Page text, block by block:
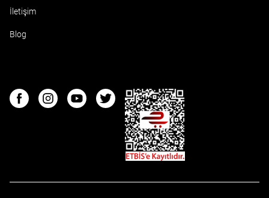
İletişim
Blog
FacebookInstagramYoutubeTwitter
ETBIS